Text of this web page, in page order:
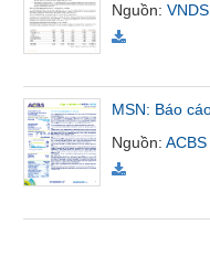
Nguồn:VNDS
MSN: Báo
Nguồn:ACBS
Bài
viết
tác
giả
(-)
cáo